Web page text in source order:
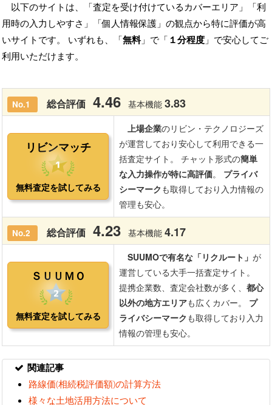
以下のサイトは、「査定を受け付けているカバーエリア」「利
用時の入力しやすさ」「個人情報保護」の観点から特に評価が高
いサイトです。 いずれも、「無料」で「 １分程度 」で安心してご
利用いただけます。
関連記事
路線価(相続税評価額)の計算方法
様々な土地活用方法について